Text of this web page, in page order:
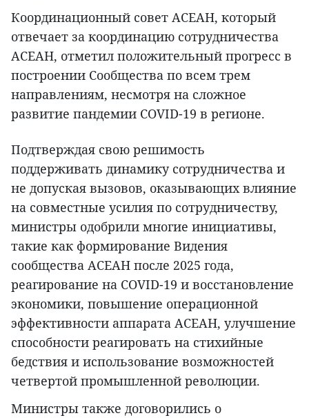
Координационный совет АСЕАН, который
отвечает за координацию сотрудничества
АСЕАН, отметил положительный прогресс в
построении Сообщества по всем трем
направлениям, несмотря на сложное
развитие пандемии COVID-19 в регионе.
Подтверждая свою решимость
поддерживать динамику сотрудничества и
не допуская вызовов, оказывающих влияние
на совместные усилия по сотрудничеству,
министры одобрили многие инициативы,
такие как формирование Видения
сообщества АСЕАН после 2025 года,
реагирование на COVID-19 и восстановление
экономики, повышение операционной
эффективности аппарата АСЕАН, улучшение
способности реагировать на стихийные
бедствия и использование возможностей
четвертой промышленной революции.
Министры также договорились о